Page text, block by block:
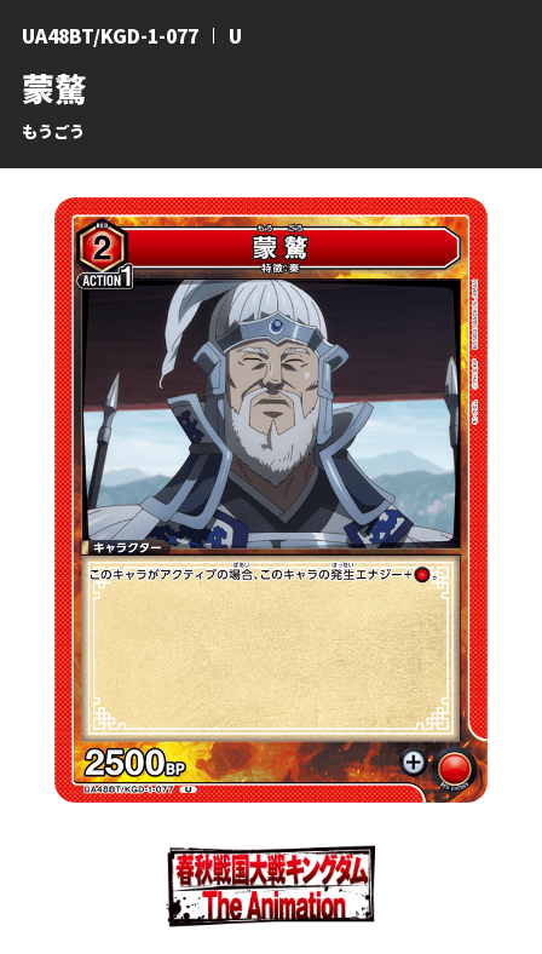
蒙驁
もうごう
UA48BT/KGD-1-077 U